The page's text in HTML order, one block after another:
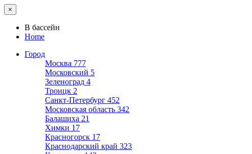
×
В бассейн
Home
Город
Москва 777
Московский 5
Зеленоград 4
Троицк 2
Санкт-Петербург 452
Московская область 342
Балашиха 21
Химки 17
Красногорск 17
Краснодарский край 323